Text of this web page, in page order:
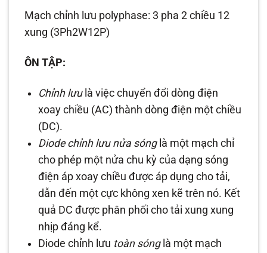
Mạch chỉnh lưu polyphase: 3 pha 2 chiều 12
xung (3Ph2W12P)
ÔN TẬP:
Chỉnh lưulà việc chuyển đổi dòng điện
xoay chiều (AC) thành dòng điện một chiều
(DC).
Diode chỉnh lưu nửa sónglà một mạch chỉ
cho phép một nửa chu kỳ của dạng sóng
điện áp xoay chiều được áp dụng cho tải,
dẫn đến một cực không xen kẽ trên nó. Kết
quả DC được phân phối cho tải xung xung
nhịp đáng kể.
Diode chỉnh lưu toàn sónglà một mạch